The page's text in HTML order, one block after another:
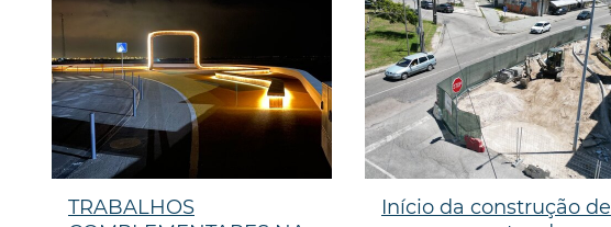
TRABALHOS
Início da construção de